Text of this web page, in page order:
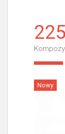
Nowy